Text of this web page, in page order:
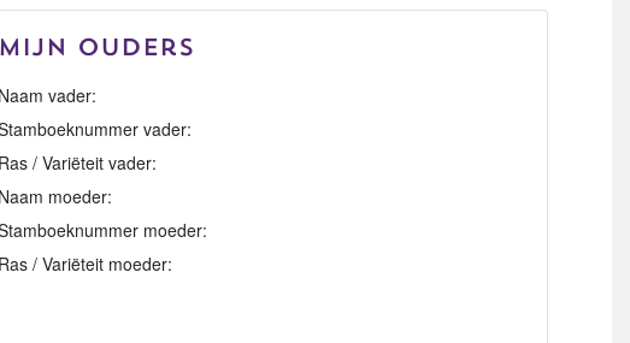
Mijn Ouders
Naam vader:
vader:
Ras / Variëteit vader:
Naam moeder:
moeder:
Ras / Variëteit moeder: